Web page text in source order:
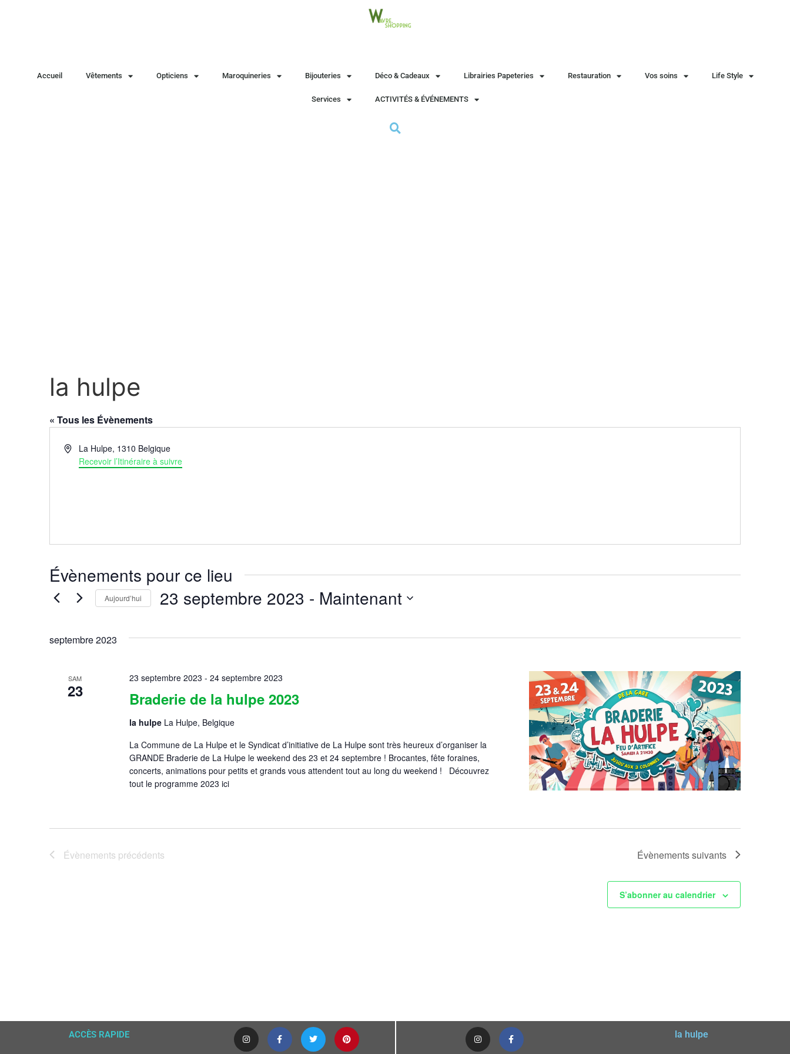
Accueil Vêtements Opticiens Maroquineries Bijouteries Déco & Cadeaux Librairies Papeteries Restauration Vos soins Life Style
Services ACTIVITÉS & ÉVÉNEMENTS
la hulpe
« Tous les Évènements
AdresseLa Hulpe, 1310 Belgique
Recevoir l’Itinéraire à suivre
Évènements pour ce lieu
Aujourd’hui 23 septembre 2023 - Maintenant
septembre 2023
SAM
23 Braderie de la hulpe 2023
23 septembre 2023 - 24 septembre 2023
la hulpe La Hulpe, Belgique
La Commune de La Hulpe et le Syndicat d’initiative de La Hulpe sont très heureux d’organiser la
GRANDE Braderie de La Hulpe le weekend des 23 et 24 septembre ! Brocantes, fête foraines,
concerts, animations pour petits et grands vous attendent tout au long du weekend ! Découvrez
tout le programme 2023 ici
Évènements précédents Évènementssuivants
S’abonner au calendrier
ACCÈS RAPIDE la hulpe